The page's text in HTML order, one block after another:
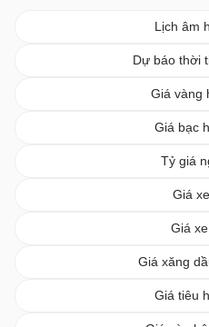
Lịch âm
Dự báo thời
Giá vàng
Giá bạc
Tỷ giá
Giá
Giá
Giá xăng
Giá tiêu